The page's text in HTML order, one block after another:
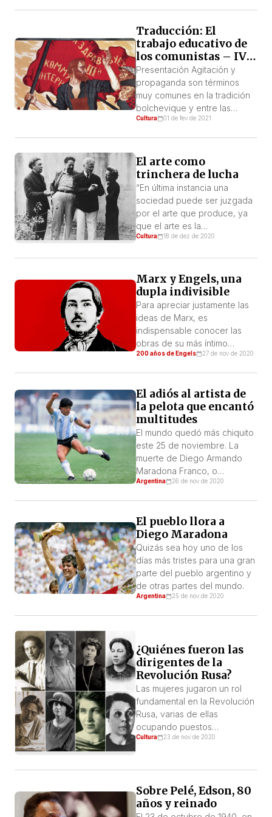
conocido como Bertolt
Brecht. Desarrolló una intensa
actividad teatral en Alemania
en el período de la República
de Weimar (1919-1933). Junto
con el también alemán
Piscator, con quien trabajó, y
[…]
Traducción: El
trabajo educativo de
los comunistas – IV
Congreso de la
Komintern
Presentación Agitación y
propaganda son términos
muy comunes en la tradición
bolchevique y entre las
organizaciones que hoy
Cultura 01 de fev de 2021
El arte como
trinchera de lucha
“En última instancia una
sociedad puede ser juzgada
por el arte que produce, ya
que el arte es la
manifestación más alta del
Grüner. Por Jenny
Moreno/Plataforma de la
Clase Trabajadora Los
acontecimientos dados en el
año 2020 han expuesto los
estructurales y mortales
problemas para todo […]
Cultura 18 de dez de 2020
Marx y Engels, una
dupla indivisible
Para apreciar justamente las
ideas de Marx, es
indispensable conocer las
obras de su más íntimo
correligionario y colaborador,
exponerlo de un modo
completo sin tener en cuenta
todas las obras de Engels.
Lenin, 1914.
200 años de Engels 27 de nov de 2020
El adiós al artista de
la pelota que encantó
multitudes
El mundo quedó más chiquito
este 25 de noviembre. La
muerte de Diego Armando
Maradona Franco, o
simplemente Maradona, fue
año repleto de noticias
trágicas.
Argentina 26 de nov de 2020
El pueblo llora a
Diego Maradona
Quizás sea hoy uno de los
días más tristes para una gran
parte del pueblo argentino y
de otras partes del mundo.
Argentina 25 de nov de 2020
¿Quiénes fueron las
dirigentes de la
Revolución Rusa?
Las mujeres jugaron un rol
fundamental en la Revolución
Rusa, varias de ellas
ocupando puestos
importantes dentro del
también exponer la
necesidad de la revolución,
Cultura 23 de nov de 2020
Sobre Pelé, Edson, 80
años y reinado